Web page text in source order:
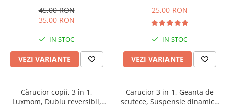
45,00 RON
35,00 RON
IN STOC
VEZI VARIANTE
25,00 RON
IN STOC
VEZI VARIANTE
Cărucior copii, 3 în 1,
Luxmom, Dublu reversibil,
Carucior 3 in 1, Geanta de
scutece, Suspensie dinamica